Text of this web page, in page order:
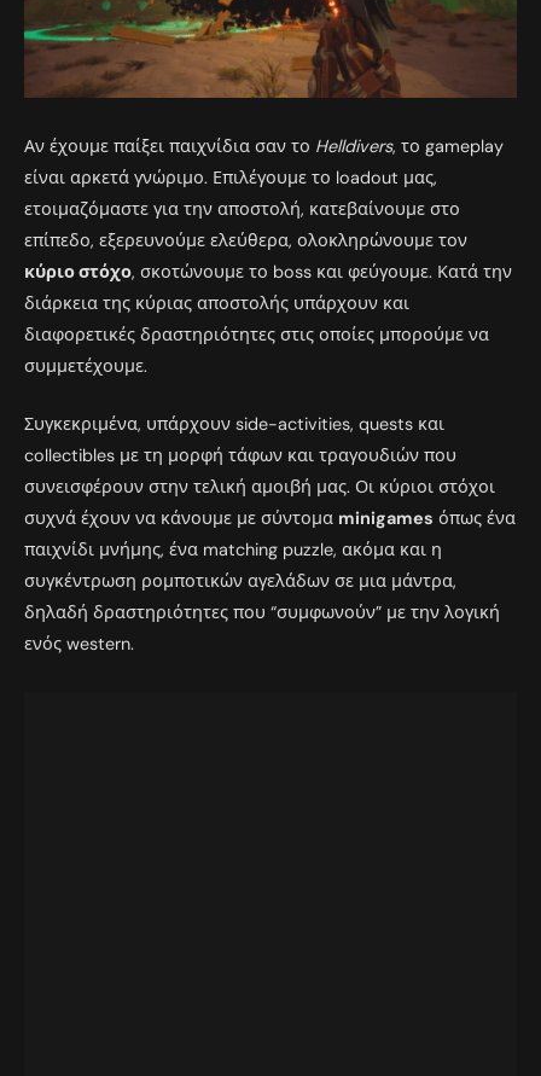
Αν έχουμε παίξει παιχνίδια σαν το Helldivers, το gameplay
είναι αρκετά γνώριμο. Επιλέγουμε το loadout μας,
ετοιμαζόμαστε για την αποστολή, κατεβαίνουμε στο
επίπεδο, εξερευνούμε ελεύθερα, ολοκληρώνουμε τον
κύριο στόχο, σκοτώνουμε το boss και φεύγουμε. Κατά την
διάρκεια της κύριας αποστολής υπάρχουν και
διαφορετικές δραστηριότητες στις οποίες μπορούμε να
συμμετέχουμε.
Συγκεκριμένα, υπάρχουν side-activities, quests και
collectibles με τη μορφή τάφων και τραγουδιών που
συνεισφέρουν στην τελική αμοιβή μας. Οι κύριοι στόχοι
συχνά έχουν να κάνουμε με σύντομα minigames όπως ένα
παιχνίδι μνήμης, ένα matching puzzle, ακόμα και η
συγκέντρωση ρομποτικών αγελάδων σε μια μάντρα,
δηλαδή δραστηριότητες που “συμφωνούν” με την λογική
ενός western.